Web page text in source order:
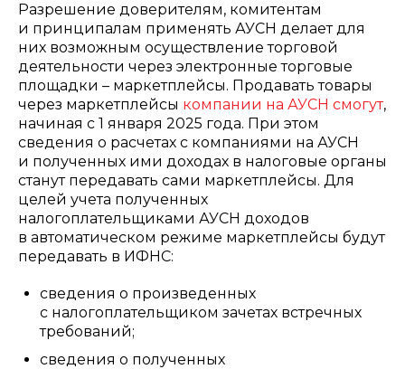
Разрешение доверителям, комитентам
и принципалам применять АУСН делает для
них возможным осуществление торговой
деятельности через электронные торговые
площадки – маркетплейсы. Продавать товары
через маркетплейсы компании на АУСН смогут,
начиная с 1 января 2025 года. При этом
сведения о расчетах с компаниями на АУСН
и полученных ими доходах в налоговые органы
станут передавать сами маркетплейсы. Для
целей учета полученных
налогоплательщиками АУСН доходов
в автоматическом режиме маркетплейсы будут
передавать в ИФНС:
сведения о произведенных
с налогоплательщиком зачетах встречных
требований;
сведения о полученных